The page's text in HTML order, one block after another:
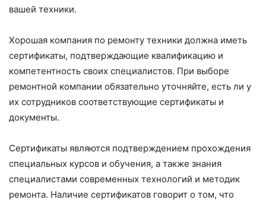
вашей техники.
Хорошая компания по ремонту техники должна иметь
сертификаты, подтверждающие квалификацию и
компетентность своих специалистов. При выборе
ремонтной компании обязательно уточняйте, есть ли у
их сотрудников соответствующие сертификаты и
документы.
Сертификаты являются подтверждением прохождения
специальных курсов и обучения, а также знания
специалистами современных технологий и методик
ремонта. Наличие сертификатов говорит о том, что